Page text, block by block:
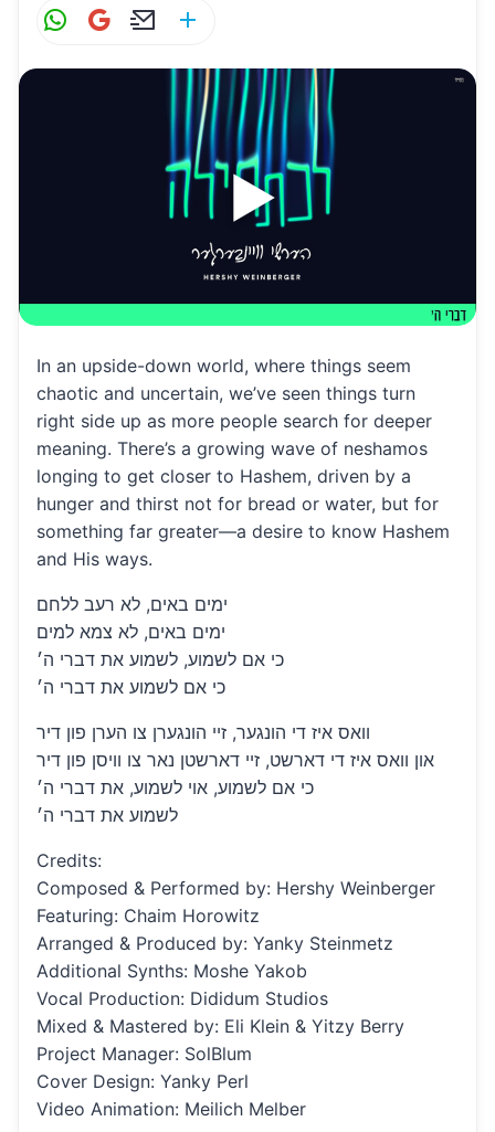
W G
E
ai
l
ar
e
In an upside-down world, where things seem
chaotic and uncertain, we’ve seen things turn
right side up as more people search for deeper
meaning. There’s a growing wave of neshamos
longing to get closer to Hashem, driven by a
hunger and thirst not for bread or water, but for
something far greater—a desire to know Hashem
and His ways.
ימים באים, לא רעב ללחם
ימים באים, לא צמא למים
כי אם לשמוע, לשמוע את דברי ה׳
כי אם לשמוע את דברי ה׳
וואס איז די הונגער, זיי הונגערן צו הערן פון דיר
און וואס איז די דארשט, זיי דארשטן נאר צו וויסן פון דיר
כי אם לשמוע, אוי לשמוע, את דברי ה׳
לשמוע את דברי ה׳
Credits:
Composed & Performed by: Hershy Weinberger
Featuring: Chaim Horowitz
Arranged & Produced by: Yanky Steinmetz
Additional Synths: Moshe Yakob
Vocal Production: Dididum Studios
Mixed & Mastered by: Eli Klein & Yitzy Berry
Project Manager: SolBlum
Cover Design: Yanky Perl
Video Animation: Meilich Melber